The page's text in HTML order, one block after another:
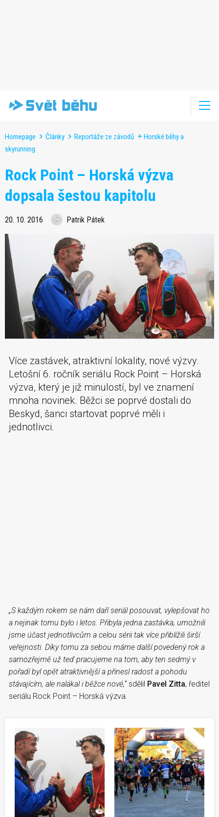
Homepage Články Reportáže ze závodů
Horské běhy a
skyrunning
Rock Point – Horská výzva
dopsala šestou kapitolu
20. 10. 2016 Patrik Pátek
Více zastávek, atraktivní lokality, nové výzvy.
Letošní 6. ročník seriálu Rock Point – Horská
výzva, který je již minulostí, byl ve znamení
mnoha novinek. Běžci se poprvé dostali do
Beskyd, šanci startovat poprvé měli i
jednotlivci.
„S každým rokem se nám daří seriál posouvat, vylepšovat ho
a nejinak tomu bylo i letos. Přibyla jedna zastávka, umožnili
jsme účast jednotlivcům a celou sérii tak více přiblížili širší
veřejnosti. Díky tomu za sebou máme další povedený rok a
samozřejmě už teď pracujeme na tom, aby ten sedmý v
pořadí byl opět atraktivnější a přinesl radost a pohodu
stávajícím, ale nalákal i běžce nové,“sdělil Pavel Zitta, ředitel
seriálu Rock Point – Horská výzva.